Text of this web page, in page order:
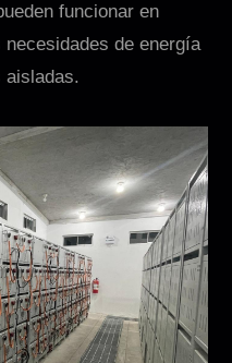
funcionar en
de energía
aisladas.